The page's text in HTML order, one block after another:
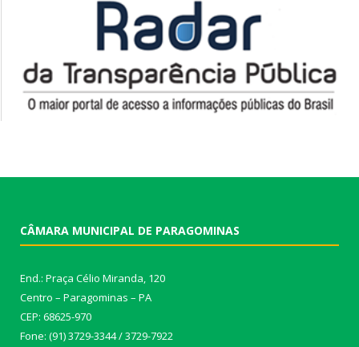
CÂMARA MUNICIPAL DE PARAGOMINAS
End.: Praça Célio Miranda, 120
Centro – Paragominas – PA
CEP: 68625-970
Fone: (91) 3729-3344 / 3729-7922